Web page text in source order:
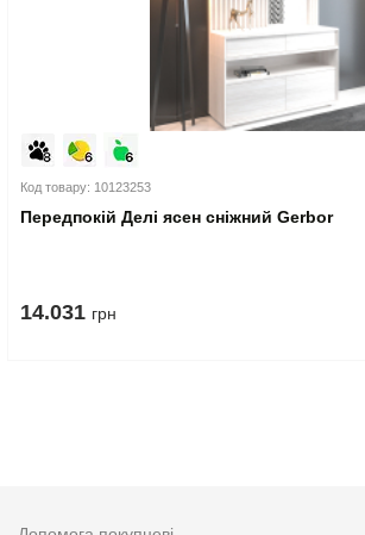
Код товару: 10123253
Передпокій Делі ясен сніжний Gerbor
14.031 грн